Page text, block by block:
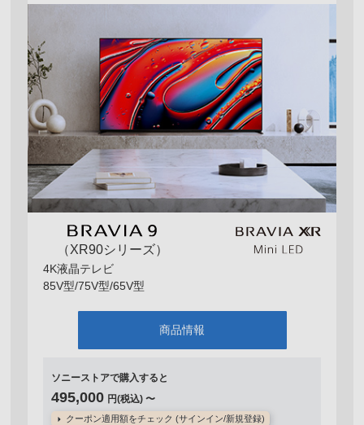
（XR90シリーズ）
4K液晶テレビ
85V型/75V型/65V型
商品情報
ソニーストアで購入すると
495,000 円(税込) 〜
クーポン適用額をチェック (サインイン/新規登録)